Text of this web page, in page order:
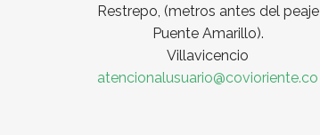
Restrepo, (metros antes del peaje
Puente Amarillo).
Villavicencio
atencionalusuario@covioriente.co